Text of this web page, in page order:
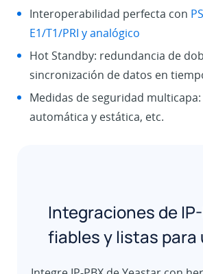
Interoperabilidad perfecta con
E1/T1/PRI y analógico
Hot Standby: redundancia de
sincronización de datos en
Medidas de seguridad multicapa:
automática y estática, etc.
Integraciones de
fiables y listas para